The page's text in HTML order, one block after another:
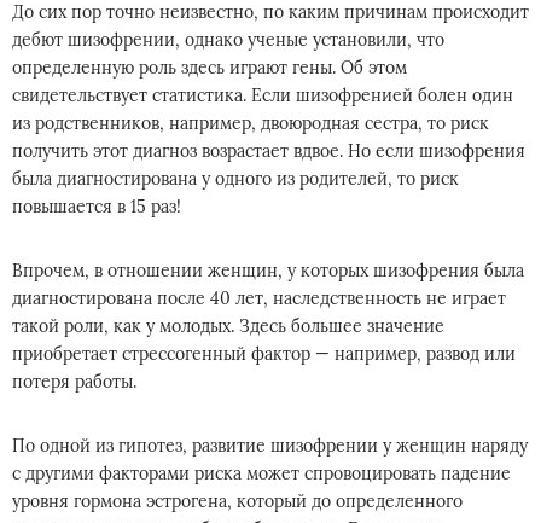
До сих пор точно неизвестно, по каким причинам происходит
дебют шизофрении, однако ученые установили, что
определенную роль здесь играют гены. Об этом
свидетельствует статистика. Если шизофренией болен один
из родственников, например, двоюродная сестра, то риск
получить этот диагноз возрастает вдвое. Но если шизофрения
была диагностирована у одного из родителей, то риск
повышается в 15 раз!
Впрочем, в отношении женщин, у которых шизофрения была
диагностирована после 40 лет, наследственность не играет
такой роли, как у молодых. Здесь большее значение
приобретает стрессогенный фактор — например, развод или
потеря работы.
По одной из гипотез, развитие шизофрении у женщин наряду
с другими факторами риска может спровоцировать падение
уровня гормона эстрогена, который до определенного